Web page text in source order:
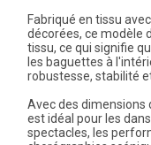
Fabriqué en tissu
décorées, ce modèle
tissu, ce qui signifie
les baguettes à
robustesse, stabilité
Avec des dimensions
est idéal pour les
spectacles, les